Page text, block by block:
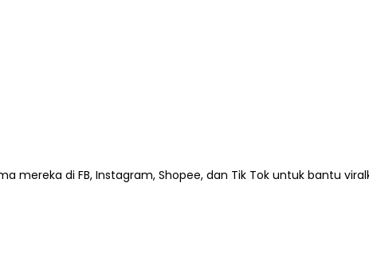
mereka di FB, Instagram, Shopee, dan Tik Tok untuk bantu